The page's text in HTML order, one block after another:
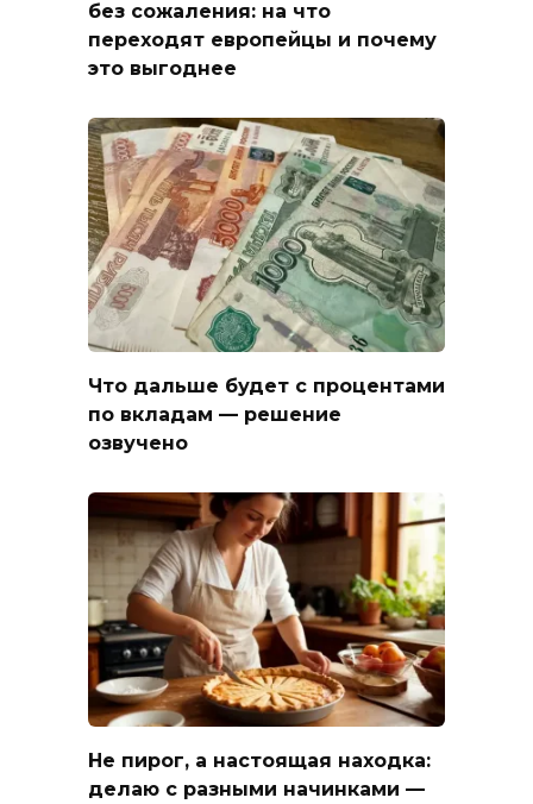
без сожаления: на что
переходят европейцы и почему
это выгоднее
Что дальше будет с процентами
по вкладам — решение
озвучено
Не пирог, а настоящая находка:
делаю с разными начинками —